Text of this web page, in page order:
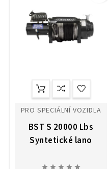
PRO SPECIÁLNÍ VOZIDLA
BST S 20000 Lbs
Syntetické lano
    